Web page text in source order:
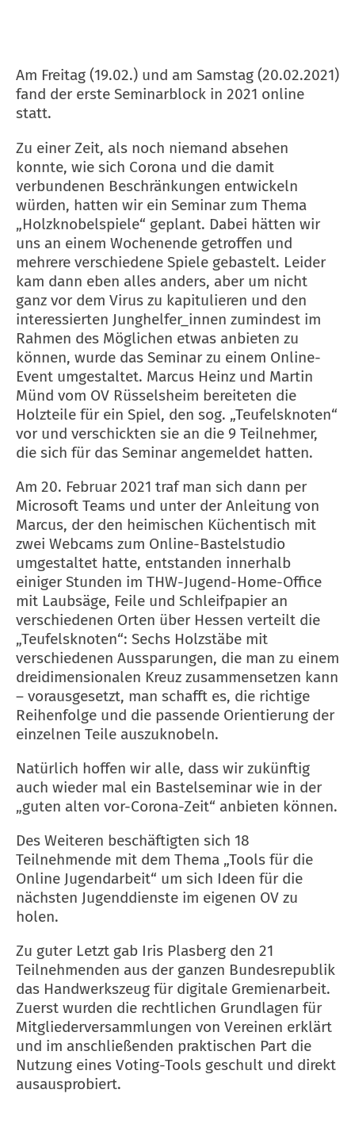
Am Freitag (19.02.) und am Samstag (20.02.2021)
fand der erste Seminarblock in 2021 online
statt.
Zu einer Zeit, als noch niemand absehen
konnte, wie sich Corona und die damit
verbundenen Beschränkungen entwickeln
würden, hatten wir ein Seminar zum Thema
„Holzknobelspiele“ geplant. Dabei hätten wir
uns an einem Wochenende getroffen und
mehrere verschiedene Spiele gebastelt. Leider
kam dann eben alles anders, aber um nicht
ganz vor dem Virus zu kapitulieren und den
interessierten Junghelfer_innen zumindest im
Rahmen des Möglichen etwas anbieten zu
können, wurde das Seminar zu einem Online-
Event umgestaltet. Marcus Heinz und Martin
Münd vom OV Rüsselsheim bereiteten die
Holzteile für ein Spiel, den sog. „Teufelsknoten“
vor und verschickten sie an die 9 Teilnehmer,
die sich für das Seminar angemeldet hatten.
Am 20. Februar 2021 traf man sich dann per
Microsoft Teams und unter der Anleitung von
Marcus, der den heimischen Küchentisch mit
zwei Webcams zum Online-Bastelstudio
umgestaltet hatte, entstanden innerhalb
einiger Stunden im THW-Jugend-Home-Office
mit Laubsäge, Feile und Schleifpapier an
verschiedenen Orten über Hessen verteilt die
„Teufelsknoten“: Sechs Holzstäbe mit
verschiedenen Aussparungen, die man zu einem
dreidimensionalen Kreuz zusammensetzen kann
– vorausgesetzt, man schafft es, die richtige
Reihenfolge und die passende Orientierung der
einzelnen Teile auszuknobeln.
Natürlich hoffen wir alle, dass wir zukünftig
auch wieder mal ein Bastelseminar wie in der
„guten alten vor-Corona-Zeit“ anbieten können.
Des Weiteren beschäftigten sich 18
Teilnehmende mit dem Thema „Tools für die
Online Jugendarbeit“ um sich Ideen für die
nächsten Jugenddienste im eigenen OV zu
holen.
Zu guter Letzt gab Iris Plasberg den 21
Teilnehmenden aus der ganzen Bundesrepublik
das Handwerkszeug für digitale Gremienarbeit.
Zuerst wurden die rechtlichen Grundlagen für
Mitgliederversammlungen von Vereinen erklärt
und im anschließenden praktischen Part die
Nutzung eines Voting-Tools geschult und direkt
ausausprobiert.